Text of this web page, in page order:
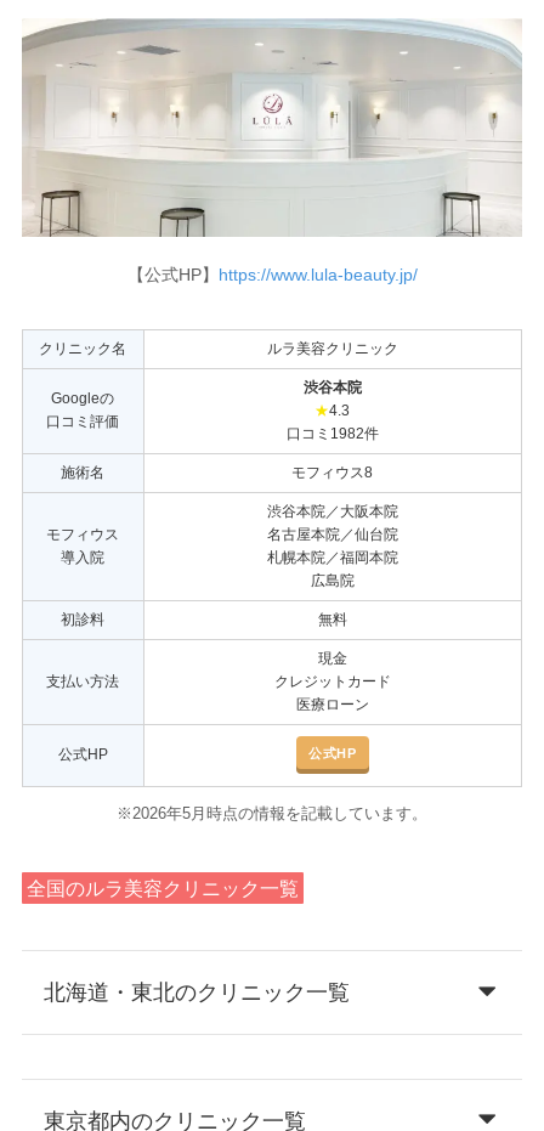
【公式HP】 https://www.lula-beauty.jp/
クリニック名 ルラ美容クリニック
Googleの
口コミ評価
渋谷本院
★4.3
口コミ1982件
施術名 モフィウス8
モフィウス
導入院
渋谷本院／大阪本院
名古屋本院／仙台院
札幌本院／福岡本院
広島院
初診料 無料
支払い方法
現金
クレジットカード
医療ローン
公式HP 公式HP
※2026年5月時点の情報を記載しています。
全国のルラ美容クリニック一覧
北海道・東北のクリニック一覧
東京都内のクリニック一覧